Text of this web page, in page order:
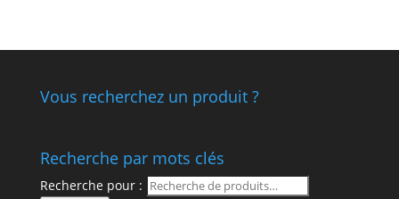
Vous recherchez un produit ?
Recherche par mots clés
Recherche pour :